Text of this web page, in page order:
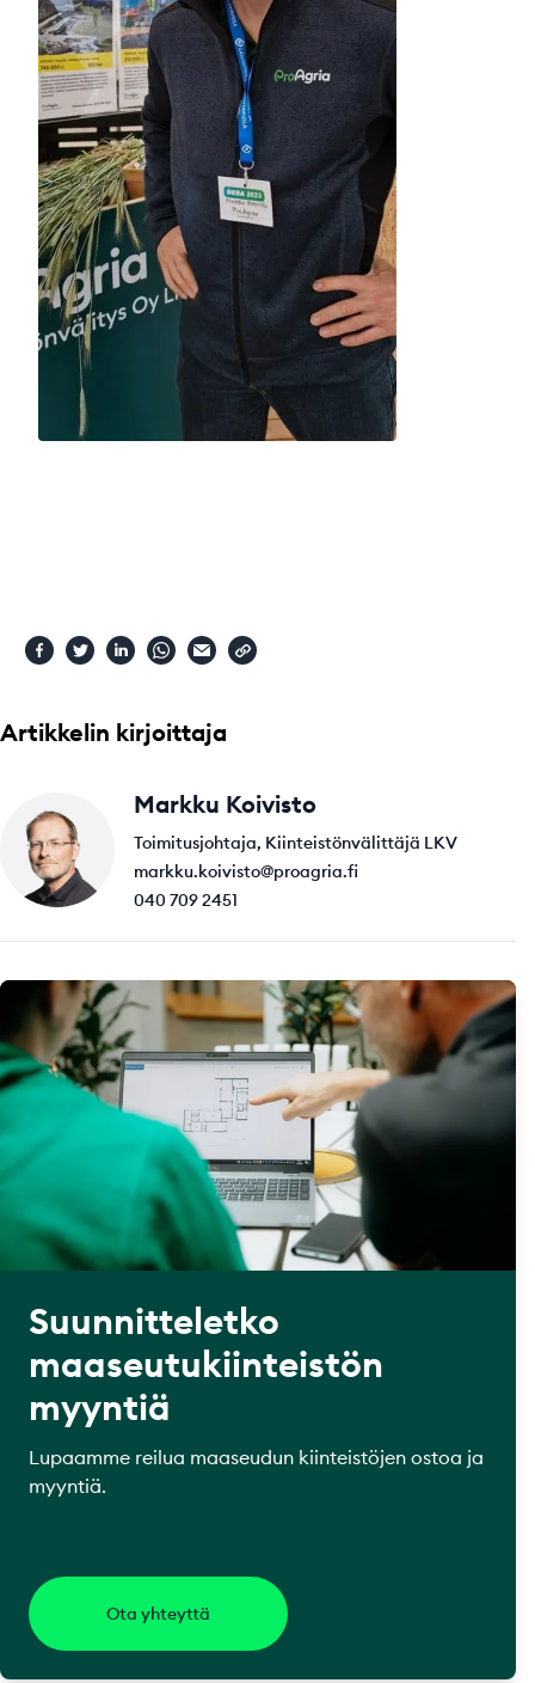
Artikkelin kirjoittaja
Markku Koivisto
Toimitusjohtaja, Kiinteistönvälittäjä LKV
markku.koivisto@proagria.fi
040 709 2451
Suunnitteletko
maaseutukiinteistön
myyntiä
Lupaamme reilua maaseudun kiinteistöjen ostoa ja
myyntiä.
Ota yhteyttä